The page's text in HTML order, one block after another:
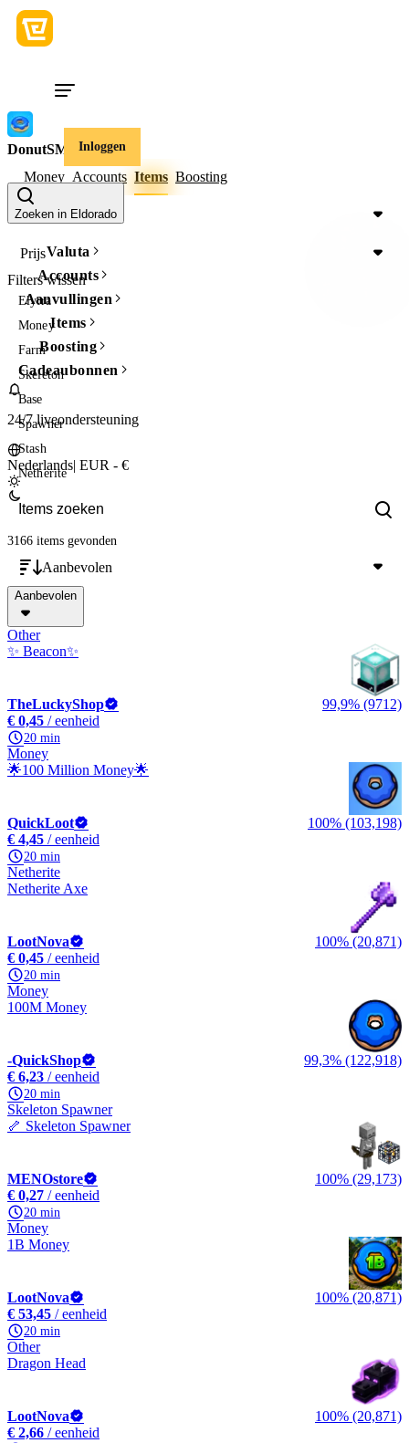
Inloggen
Zoeken in Eldorado
Valuta
Accounts
Aanvullingen
Items
Boosting
Cadeaubonnen
24/7 liveondersteuning
Nederlands| EUR - €
DonutSMP
Money Accounts Items Boosting
Item Type
Prijs
Filters wissen
Elytra
Money
Farm
Skeleton
Base
Spawner
Stash
Netherite
3166 items gevonden
Aanbevolen
Aanbevolen
Other
✨ Beacon✨
TheLuckyShop
99,9% (9712)
€ 0,45 / eenheid
20 min
Money
🌟100 Million Money🌟
QuickLoot
100% (103,198)
€ 4,45 / eenheid
20 min
Netherite
Netherite Axe
LootNova
100% (20,871)
€ 0,45 / eenheid
20 min
Money
100M Money
-QuickShop
99,3% (122,918)
€ 6,23 / eenheid
20 min
Skeleton Spawner
🦴 Skeleton Spawner
MENOstore
100% (29,173)
€ 0,27 / eenheid
20 min
Money
1B Money
LootNova
100% (20,871)
€ 53,45 / eenheid
20 min
Other
Dragon Head
LootNova
100% (20,871)
€ 2,66 / eenheid